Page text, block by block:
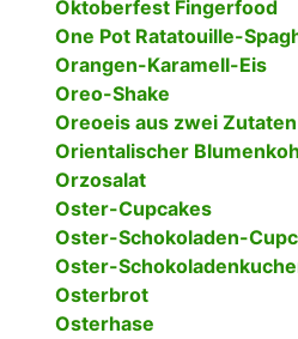
Oktoberfest Fingerfood
One Pot Ratatouille-
Orangen-Karamell-Eis
Oreo-Shake
Oreoeis aus zwei Zutaten
Orientalischer
Orzosalat
Oster-Cupcakes
Oster-Schokoladen-
Oster-
Osterbrot
Osterhase